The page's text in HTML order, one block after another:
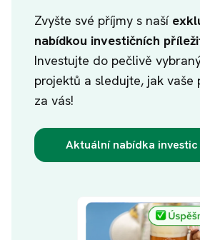
Zvyšte své příjmy s naší
nabídkou investičních
Investujte do pečlivě
projektů a sledujte, jak vaše
za vás!
Aktuální nabídka investic